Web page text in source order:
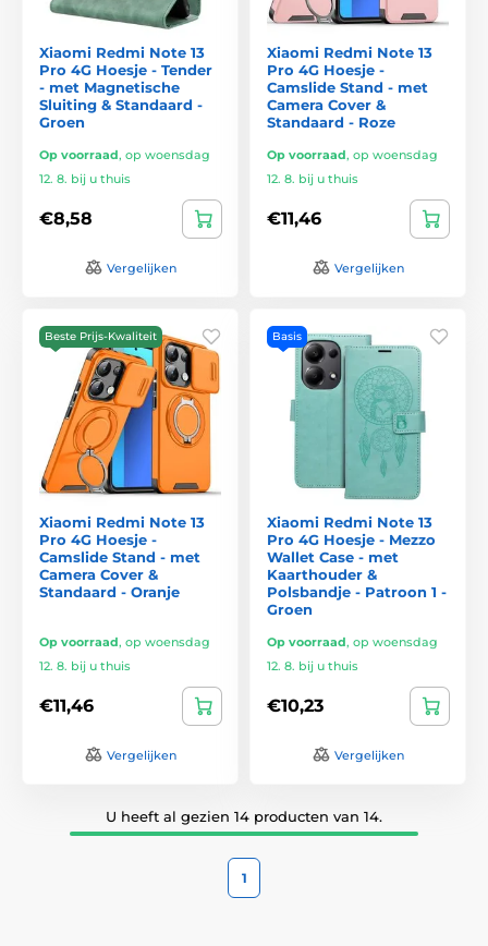
Xiaomi Redmi Note 13
Pro 4G Hoesje - Tender
- met Magnetische
Sluiting & Standaard -
Groen
Op voorraad, op woensdag
12. 8. bij u thuis
€8,58
Vergelijken
Xiaomi Redmi Note 13
Pro 4G Hoesje -
Camslide Stand - met
Camera Cover &
Standaard - Roze
Op voorraad, op woensdag
12. 8. bij u thuis
€11,46
Vergelijken
Beste Prijs-Kwaliteit
Xiaomi Redmi Note 13
Pro 4G Hoesje -
Camslide Stand - met
Camera Cover &
Standaard - Oranje
Op voorraad, op woensdag
12. 8. bij u thuis
€11,46
Vergelijken
Basis
Xiaomi Redmi Note 13
Pro 4G Hoesje - Mezzo
Wallet Case - met
Kaarthouder &
Polsbandje - Patroon 1 -
Groen
Op voorraad, op woensdag
12. 8. bij u thuis
€10,23
Vergelijken
U heeft al gezien 14 producten van 14.
1